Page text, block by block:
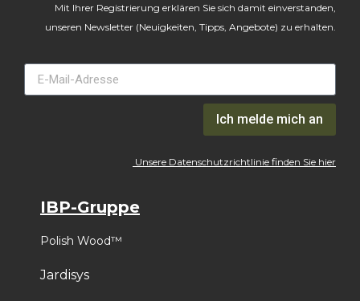
Mit Ihrer Registrierung erklären Sie sich damit einverstanden,
unseren Newsletter (Neuigkeiten, Tipps, Angebote) zu erhalten.
Ich melde mich an
Unsere Datenschutzrichtlinie finden Sie hier
IBP-Gruppe
Polish Wood™
Jardisys